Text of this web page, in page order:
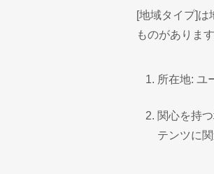
[地域タイプ]
ものがあります
所在地: ユ
関心を持
テンツに